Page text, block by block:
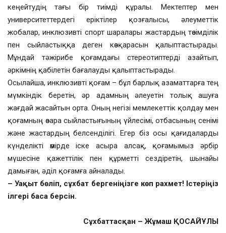
кеңейтудің тағы бір тиімді құралы. Мектептер мен
университеттердегі еріктілер қозғалысы, әлеуметтік
жобалар, инклюзивті спорт шаралары жастардың төзімділік
пен сыйластыққа деген көзқарасын қалыптастырады.
Мұндай тәжірибе қоғамдағы стереотиптерді азайтып,
әркімнің қабілетін бағалауды қалыптастырады.
Осылайша, инклюзивті қоғам – бұл барлық азаматтарға тең
мүмкіндік беретін, әр адамның әлеуетін толық ашуға
жағдай жасайтын орта. Оның негізі мемлекеттік қолдау мен
қоғамның өзара сыйластығының үйлесімі, отбасының сенімі
және жастардың белсенділігі. Егер біз осы қағидаларды
күнделікті өмірде іске асыра алсақ, қоғамымыз әрбір
мүшесіне қажеттілік пен құрметті сездіретін, шынайы
дамыған, әділ қоғамға айналады.
– Уақыт бөліп, сұхбат бергеніңізге көп рахмет! Істеріңіз
ілгері баса берсін.
Сұхбаттасқан –Жұмаш ҚОСАЙҰЛЫ